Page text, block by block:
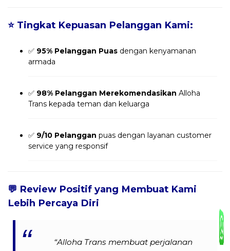
⭐ Tingkat Kepuasan Pelanggan Kami:
✅ 95% Pelanggan Puas dengan kenyamanan
armada
✅ 98% Pelanggan Merekomendasikan Alloha
Trans kepada teman dan keluarga
✅ 9/10 Pelanggan puas dengan layanan customer
service yang responsif
💬 Review Positif yang Membuat Kami
Lebih Percaya Diri
“Alloha Trans membuat perjalanan